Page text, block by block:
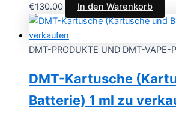
€130.00 In den Warenkorb
DMT-PRODUKTE UND DMT-VAPE-
DMT-Kartusche
Batterie) 1 ml zu